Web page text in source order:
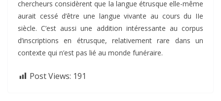
chercheurs considèrent que la langue étrusque elle-même
aurait cessé d’être une langue vivante au cours du IIe
siècle. C’est aussi une addition intéressante au corpus
d’inscriptions en étrusque, relativement rare dans un
contexte qui n’est pas lié au monde funéraire.
Post Views: 191